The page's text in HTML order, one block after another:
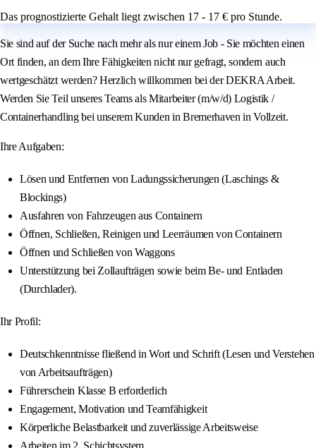
Das prognostizierte Gehalt liegt zwischen 17 - 17 € pro Stunde.
Sie sind auf der Suche nach mehr als nur einem Job - Sie möchten einen
Ort finden, an dem Ihre Fähigkeiten nicht nur gefragt, sondern auch
wertgeschätzt werden? Herzlich willkommen bei der DEKRA Arbeit.
Werden Sie Teil unseres Teams als Mitarbeiter (m/w/d) Logistik /
Containerhandling bei unserem Kunden in Bremerhaven in Vollzeit.
Ihre Aufgaben:
Lösen und Entfernen von Ladungssicherungen (Laschings &
Blockings)
Ausfahren von Fahrzeugen aus Containern
Öffnen, Schließen, Reinigen und Leerräumen von Containern
Öffnen und Schließen von Waggons
Unterstützung bei Zollaufträgen sowie beim Be- und Entladen
(Durchlader).
Ihr Profil:
Deutschkenntnisse fließend in Wort und Schrift (Lesen und Verstehen
von Arbeitsaufträgen)
Führerschein Klasse B erforderlich
Engagement, Motivation und Teamfähigkeit
Körperliche Belastbarkeit und zuverlässige Arbeitsweise